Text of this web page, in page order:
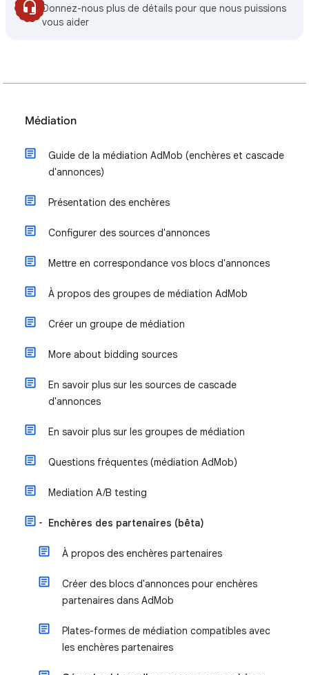
Donnez-nous plus de détails pour que nous puissions
vous aider
Médiation
Guide de la médiation AdMob (enchères et cascade
d'annonces)
Présentation des enchères
Configurer des sources d'annonces
Mettre en correspondance vos blocs d'annonces
À propos des groupes de médiation AdMob
Créer un groupe de médiation
More about bidding sources
En savoir plus sur les sources de cascade
d'annonces
En savoir plus sur les groupes de médiation
Questions fréquentes (médiation AdMob)
Mediation A/B testing
Enchères des partenaires (bêta)
À propos des enchères partenaires
Créer des blocs d'annonces pour enchères
partenaires dans AdMob
Plates-formes de médiation compatibles avec
les enchères partenaires